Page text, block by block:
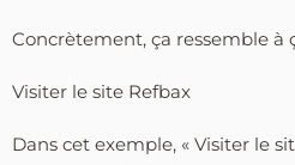
Concrètement, ça ressemble à
Visiter le site Refbax
Dans cet exemple, « Visiter le